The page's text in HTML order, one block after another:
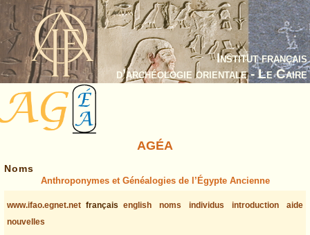
Institut français
d’archéologie orientale - Le Caire
AGÉA
Noms
Anthroponymes et Généalogies de l’Égypte Ancienne
www.ifao.egnet.net français english noms individus introduction
aide
nouvelles